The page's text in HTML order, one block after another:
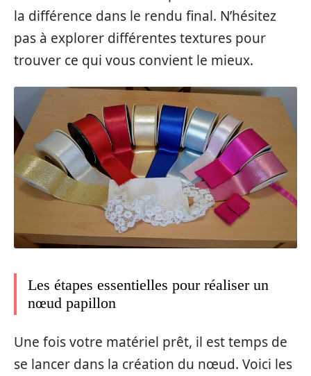
la différence dans le rendu final. N’hésitez
pas à explorer différentes textures pour
trouver ce qui vous convient le mieux.
Les étapes essentielles pour réaliser un
nœud papillon
Une fois votre matériel prêt, il est temps de
se lancer dans la création du nœud. Voici les